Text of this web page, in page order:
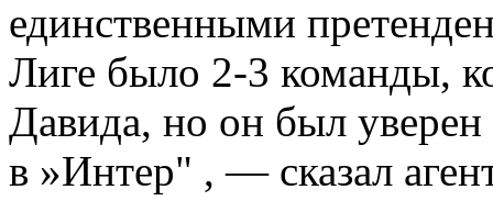
единственными
Лиге было 2-3 команды,
Давида, но он был
в »Интер" , — сказал